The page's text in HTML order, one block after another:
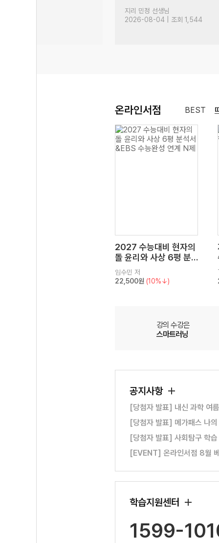
지리 민정 선생님
2026-08-04 | 조회 1,544
온라인서점 BEST
2027 수능대비 현자의
돌 윤리와 사상 6평 분
석서&EBS 수능완성 연
계 N제
임수민 저
22,500원 (10%↓)
강의 수강은
스마트러닝
공지사항
[당첨자 발표] 내신 과학 여
[당첨자 발표] 메가패스 나
[당첨자 발표] 사회탐구 학
[EVENT] 온라인서점 8월
학습지원센터
1599-